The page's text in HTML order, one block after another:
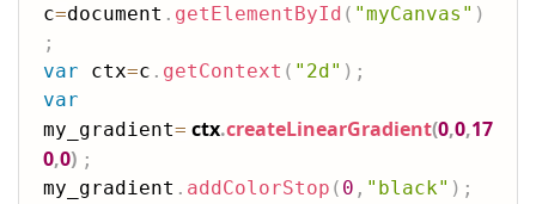
c=document . getElementById ( "myCanvas" )
;
var ctx=c . getContext ( "2d" ) ;
var
my_gradient= ctx.createLinearGradient(0,0,17
0,0) ;
my_gradient . addColorStop ( 0 , "black" ) ;